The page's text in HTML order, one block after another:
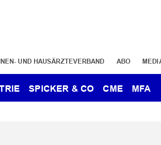
UND HAUSÄRZTEVERBAND ABO
SPICKER & CO CME MFA